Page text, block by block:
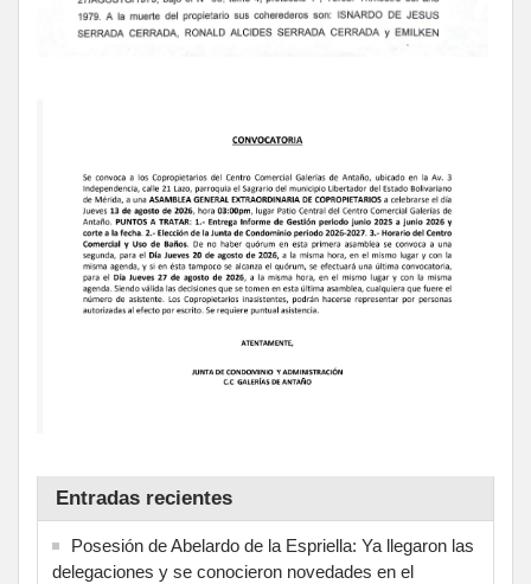
Entradas recientes
Posesión de Abelardo de la Espriella: Ya llegaron las
delegaciones y se conocieron novedades en el